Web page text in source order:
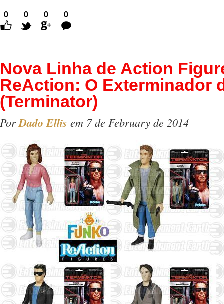
0 0 0
0
Comentários
Nova Linha de Action
ReAction: O Exterminador
(Terminator)
Por Dado Ellis em 7 de February de 2014